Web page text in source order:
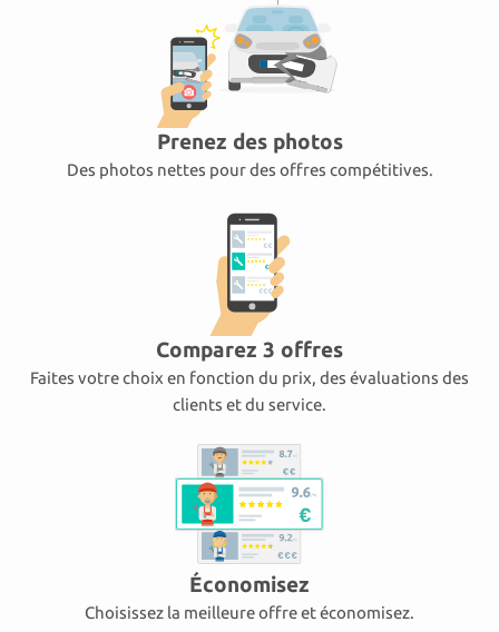
Prenez des photos
Des photos nettes pour des offres compétitives.
Comparez 3 offres
Faites votre choix en fonction du prix, des évaluations des
clients et du service.
Économisez
Choisissez la meilleure offre et économisez.